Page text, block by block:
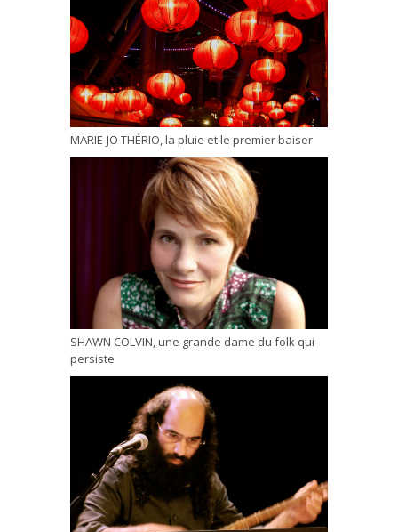
MARIE-JO THÉRIO, la pluie et le premier baiser
SHAWN COLVIN, une grande dame du folk qui
persiste